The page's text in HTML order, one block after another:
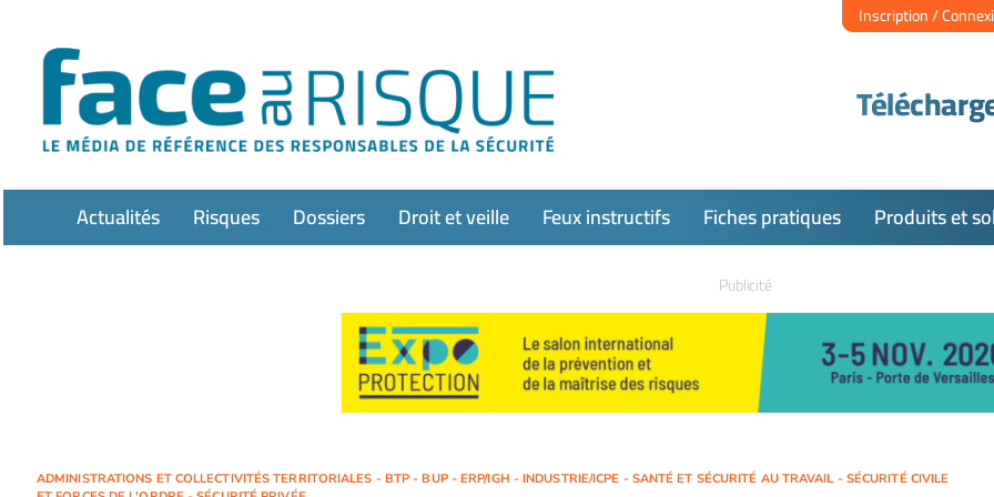
contenu
Inscription /
Actualités Risques Dossiers Droit et veille Feux instructifs Fiches pratiques Produits et
Publicité
ADMINISTRATIONS ET COLLECTIVITÉS TERRITORIALES - BTP - BUP - ERP/IGH - INDUSTRIE/ICPE - SANTÉ ET SÉCURITÉ AU TRAVAIL - SÉCURITÉ CIVILE